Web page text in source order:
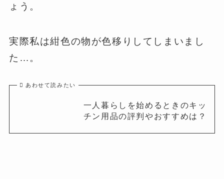
ょう。
実際私は紺色の物が色移りしてしまいまし
た…。
あわせて読みたい
一人暮らしを始めるときのキッ
チン用品の評判やおすすめは？